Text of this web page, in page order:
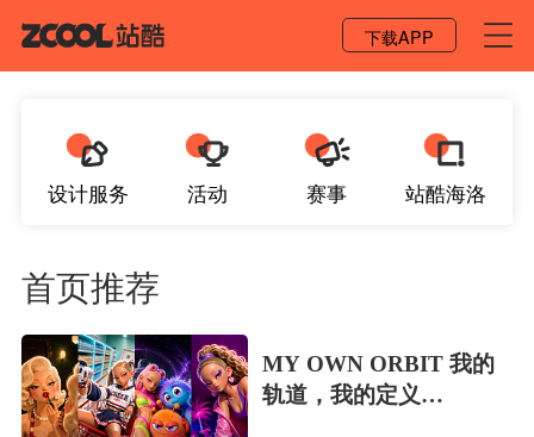
下载APP
设计服务 活动 赛事 站酷海洛
首页推荐
MY OWN ORBIT 我的
轨道，我的定义